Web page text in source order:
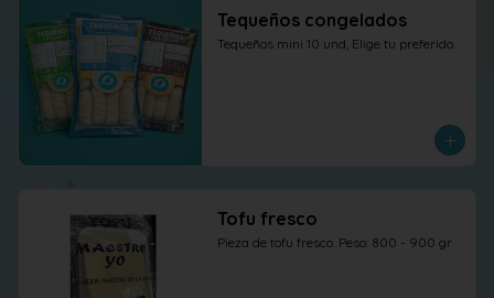
Tequeños congelados
Tequeños mini 10 und, Elige tu preferido.
Tofu fresco
Pieza de tofu fresco. Peso: 800 - 900 gr